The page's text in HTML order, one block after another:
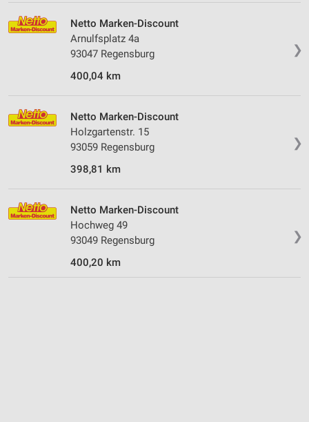
❯
Netto Marken-Discount
Arnulfsplatz 4a
93047 Regensburg
400,04 km
❯
Netto Marken-Discount
Holzgartenstr. 15
93059 Regensburg
398,81 km
❯
Netto Marken-Discount
Hochweg 49
93049 Regensburg
400,20 km